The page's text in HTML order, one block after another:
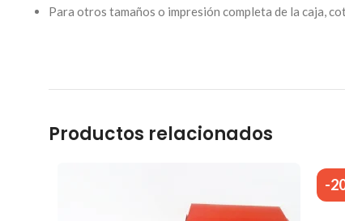
Para otros tamaños o impresión completa de la caja,
Productos relacionados
-